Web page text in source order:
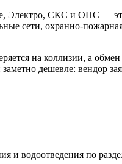
Электро, СКС и ОПС —
сети, охранно-
на коллизии, а
дешевле: вендор
и водоотведения по